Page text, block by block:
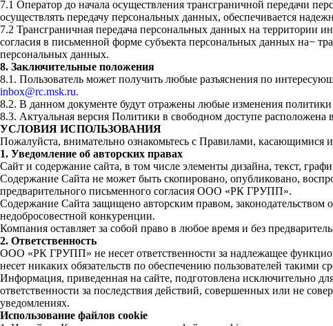
7.1 Оператор до начала осуществления трансграничной передачи
осуществлять передачу персональных данных, обеспечивается
7.2 Трансграничная передача персональных данных на территории
согласия в письменной форме субъекта персональных данных на−
персональных данных.
8. Заключительные положения
8.1. Пользователь может получить любые разъяснения по
inbox@rc.msk.ru.
8.2. В данном документе будут отражены любые изменения
8.3. Актуальная версия Политики в свободном доступе расположена
УСЛОВИЯ ИСПОЛЬЗОВАНИЯ
Пожалуйста, внимательно ознакомьтесь с Правилами, касающимися
1. Уведомление об авторских правах
Сайт и содержание сайта, в том числе элементы дизайна, текст,
Содержание Сайта не может быть скопировано, опубликовано,
предварительного письменного согласия ООО «РК ГРУПП».
Содержание Сайта защищено авторским правом, законодательством
недобросовестной конкуренции.
Компания оставляет за собой право в любое время и без
2. Ответственность
ООО «РК ГРУПП» не несет ответственности за надлежащее
несет никаких обязательств по обеспечению пользователей такими
Информация, приведенная на сайте, подготовлена исключительно
ответственности за последствия действий, совершенных или не
уведомлениях.
Использование файлов cookie